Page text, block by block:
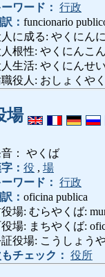
ワード： 行政
： funcionario
に成る: やくにんに
根性: やくにんこ
生活: やくにんせ
役人: おしょくや
場
： やくば
： 役 , 場
ワード： 行政
： oficina publica
場: むらやくば:
場: まちやくば:
役場: こうしょう
チェック： 役所